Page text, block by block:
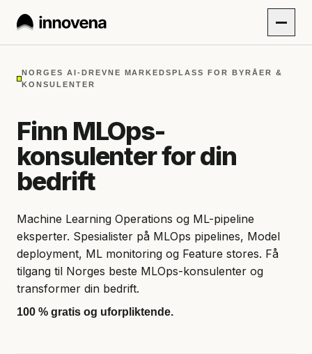
NORGES AI-DREVNE MARKEDSPLASS FOR BYRÅER &
KONSULENTER
Finn MLOps-
konsulenter for din
bedrift
Machine Learning Operations og ML-pipeline
eksperter. Spesialister på MLOps pipelines, Model
deployment, ML monitoring og Feature stores. Få
tilgang til Norges beste MLOps-konsulenter og
transformer din bedrift.
100 % gratis og uforpliktende.